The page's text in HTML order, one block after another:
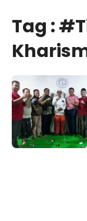
Tag :